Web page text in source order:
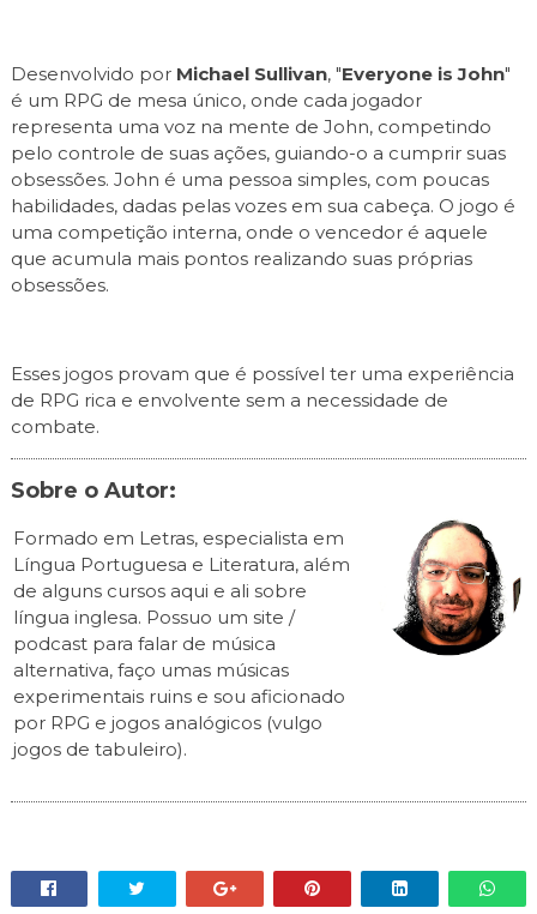
Desenvolvido por Michael Sullivan, "Everyone is John"
é um RPG de mesa único, onde cada jogador
representa uma voz na mente de John, competindo
pelo controle de suas ações, guiando-o a cumprir suas
obsessões. John é uma pessoa simples, com poucas
habilidades, dadas pelas vozes em sua cabeça. O jogo é
uma competição interna, onde o vencedor é aquele
que acumula mais pontos realizando suas próprias
obsessões.
Esses jogos provam que é possível ter uma experiência
de RPG rica e envolvente sem a necessidade de
combate.
Sobre o Autor:
Formado em Letras, especialista em
Língua Portuguesa e Literatura, além
de alguns cursos aqui e ali sobre
língua inglesa. Possuo um site /
podcast para falar de música
alternativa, faço umas músicas
experimentais ruins e sou aficionado
por RPG e jogos analógicos (vulgo
jogos de tabuleiro).